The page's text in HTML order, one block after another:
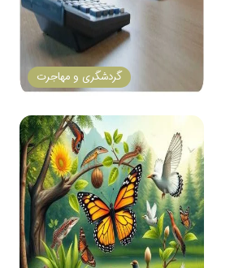
گردشگری و مهاجرت